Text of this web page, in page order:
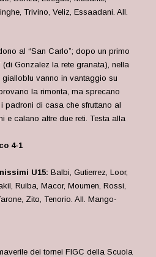
Trivino, Veliz, Essaadani. All.
al “San Carlo”; dopo un primo
Gonzalez la rete granata), nella
vanno in vantaggio su
la rimonta, ma sprecano
padroni di casa che sfruttano al
e calano altre due reti. Testa alla
4-1
U15: Balbi, Gutierrez, Loor,
Ruiba, Macor, Moumen, Rossi,
Zito, Tenorio. All. Mango-
dei tornei FIGC della Scuola